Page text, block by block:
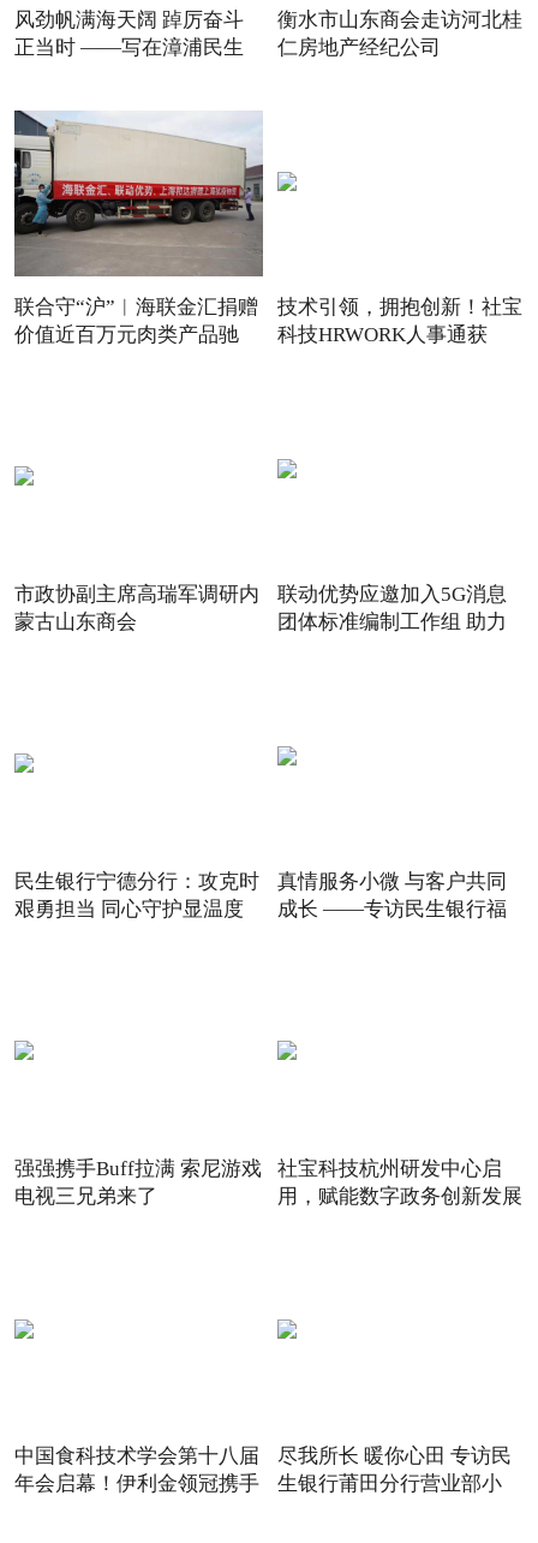
风劲帆满海天阔 踔厉奋斗
正当时 ——写在漳浦民生
衡水市山东商会走访河北桂
仁房地产经纪公司
联合守“沪”︱海联金汇捐赠
价值近百万元肉类产品驰
技术引领，拥抱创新！社宝
科技HRWORK人事通获
市政协副主席高瑞军调研内
蒙古山东商会
联动优势应邀加入5G消息
团体标准编制工作组 助力
民生银行宁德分行：攻克时
艰勇担当 同心守护显温度
真情服务小微 与客户共同
成长 ——专访民生银行福
强强携手Buff拉满 索尼游戏
电视三兄弟来了
社宝科技杭州研发中心启
用，赋能数字政务创新发展
中国食科技术学会第十八届
年会启幕！伊利金领冠携手
尽我所长 暖你心田 专访民
生银行莆田分行营业部小